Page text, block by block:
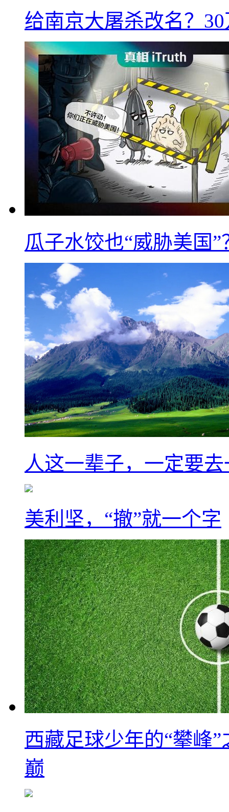
给南京大屠杀改名？
瓜子水饺也“威胁美国”
人这一辈子，一定要
美利坚，“撤”就一个字
西藏足球少年的“攀峰
巅